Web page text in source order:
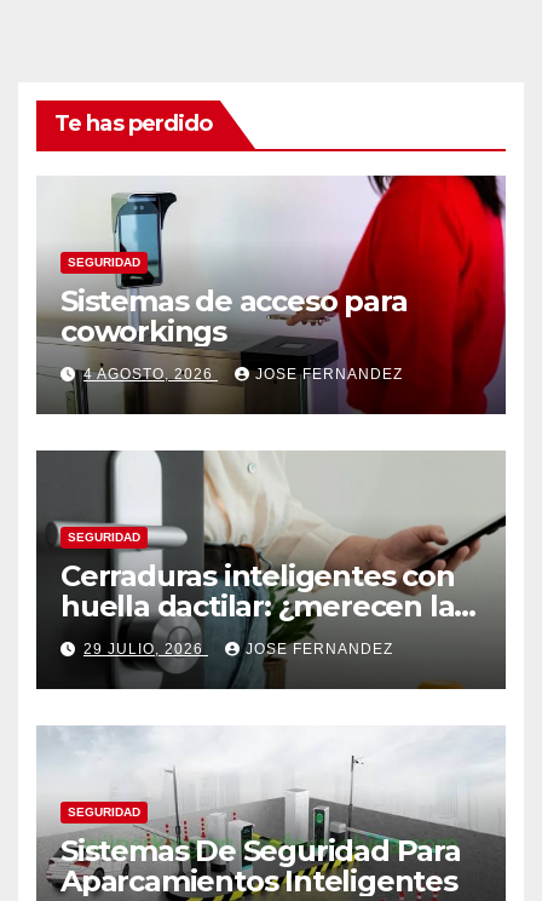
Te has perdido
SEGURIDAD
Sistemas de acceso para
coworkings
4 AGOSTO, 2026 JOSE FERNANDEZ
SEGURIDAD
Cerraduras inteligentes con
huella dactilar: ¿merecen la
pena?
29 JULIO, 2026 JOSE FERNANDEZ
SEGURIDAD
Sistemas De Seguridad Para
Aparcamientos Inteligentes